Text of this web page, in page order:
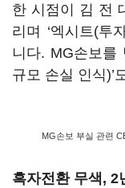
한 시점이 김 전
리며 ‘엑시트(투
니다. MG손보를
규모 손실 인식)’
MG손보 부실 관련
흑자전환 무색, 2